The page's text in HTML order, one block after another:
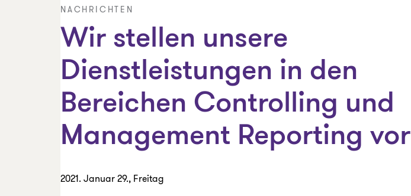
NACHRICHTEN
Wir stellen unsere
Dienstleistungen in den
Bereichen Controlling und
Management Reporting vor
2021. Januar 29., Freitag